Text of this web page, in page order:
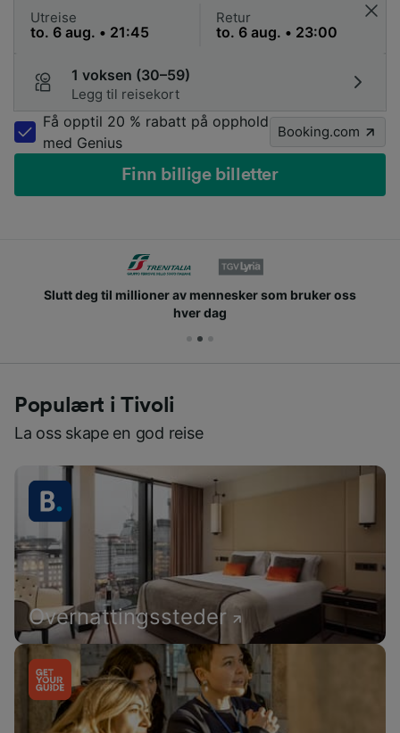
Utreise Retur
1 voksen (30–59)
Legg til reisekort
Få opptil 20 % rabatt på opphold
med Genius
Booking.com
Finn billige billetter
Slutt deg til millioner av mennesker som bruker oss
hver dag
Populært i Tivoli
La oss skape en god reise
Overnattingssteder